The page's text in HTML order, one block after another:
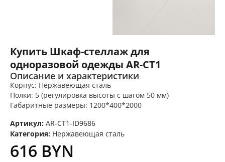
Купить Шкаф-стеллаж для
одноразовой одежды AR-CT1
Описание и характеристики
Корпус: Нержавеющая сталь
Полки: 5 (регулировка высоты с шагом 50 мм)
Габаритные размеры: 1200*400*2000
Артикул: AR-CT1-ID9686
Категория: Нержавеющая сталь
616 BYN